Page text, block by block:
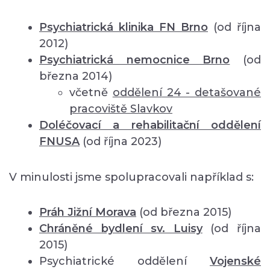
Psychiatrická klinika FN Brno (od října
2012)
Psychiatrická nemocnice Brno
(od
března 2014)
včetně oddělení24 - detašované
pracoviště Slavkov
Doléčovací a rehabilitační oddělení
FNUSA (od října 2023)
V minulosti jsme spolupracovali například s:
Práh Jižní Morava (od března 2015)
Chráněné bydlení sv. Luisy
(od října
2015)
Psychiatrické oddělení Vojenské